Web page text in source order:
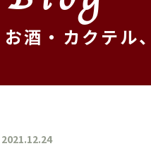
お酒・カクテル
2021.12.24